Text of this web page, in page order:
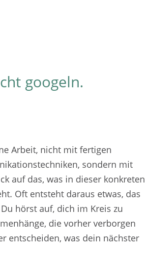
googeln.
Arbeit, nicht mit fertigen
sondern mit
auf das, was in dieser konkreten
Oft entsteht daraus etwas, das
hörst auf, dich im Kreis zu
die vorher verborgen
entscheiden, was dein nächster